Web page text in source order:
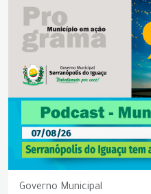
Governo Municipal